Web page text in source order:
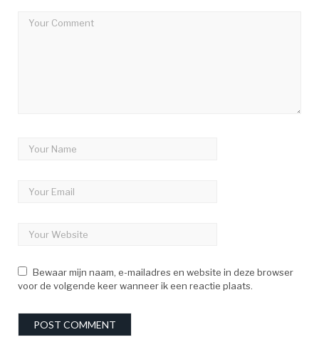
Bewaar mijn naam, e-mailadres en website in deze browser
voor de volgende keer wanneer ik een reactie plaats.